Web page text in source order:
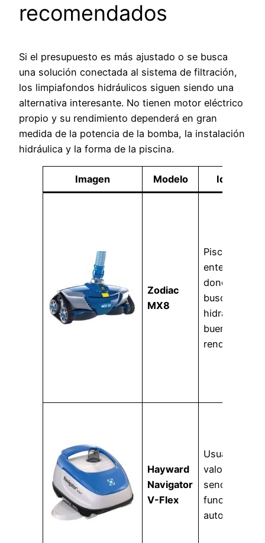
recomendados
Si el presupuesto es más ajustado o se busca
una solución conectada al sistema de filtración,
los limpiafondos hidráulicos siguen siendo una
alternativa interesante. No tienen motor eléctrico
propio y su rendimiento dependerá en gran
medida de la potencia de la bomba, la instalación
hidráulica y la forma de la piscina.
Imagen Modelo Ideal para
Zodiac
MX8
Piscinas
enterradas
donde se
busca un
hidráulico de
buen
rendimiento.
Hayward
Navigator
V-Flex
Usuarios que
valoran
sencillez y
automático.